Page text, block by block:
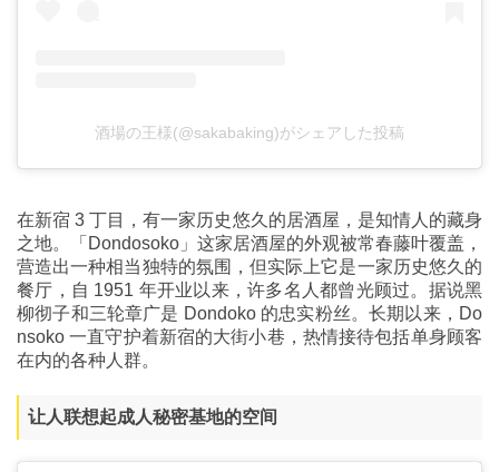
酒場の王様(@sakabaking)がシェアした投稿
在新宿 3 丁目，有一家历史悠久的居酒屋，是知情人的藏身
之地。「Dondosoko」这家居酒屋的外观被常春藤叶覆盖，
营造出一种相当独特的氛围，但实际上它是一家历史悠久的
餐厅，自 1951 年开业以来，许多名人都曾光顾过。据说黑
柳彻子和三轮章广是 Dondoko 的忠实粉丝。长期以来，Do
nsoko 一直守护着新宿的大街小巷，热情接待包括单身顾客
在内的各种人群。
让人联想起成人秘密基地的空间